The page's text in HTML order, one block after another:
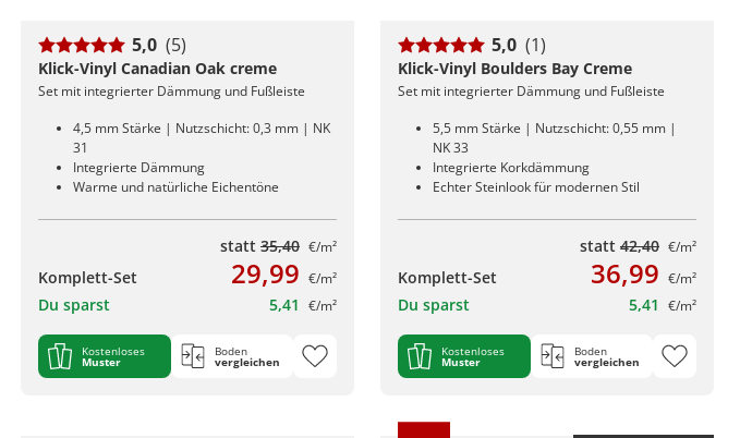
5,0 (5)
Klick-Vinyl Canadian Oak creme
Set mit integrierter Dämmung und Fußleiste
4,5 mm Stärke | Nutzschicht: 0,3 mm | NK
31
Integrierte Dämmung
Warme und natürliche Eichentöne
statt 35,40 €/m²
Komplett-Set 29,99 €/m²
Du sparst 5,41 €/m²
Kostenloses
Muster
Boden
vergleichen
5,0 (1)
Klick-Vinyl Boulders Bay Creme
Set mit integrierter Dämmung und Fußleiste
5,5 mm Stärke | Nutzschicht: 0,55 mm |
NK 33
Integrierte Korkdämmung
Echter Steinlook für modernen Stil
statt 42,40 €/m²
Komplett-Set 36,99 €/m²
Du sparst 5,41 €/m²
Kostenloses
Muster
Boden
vergleichen